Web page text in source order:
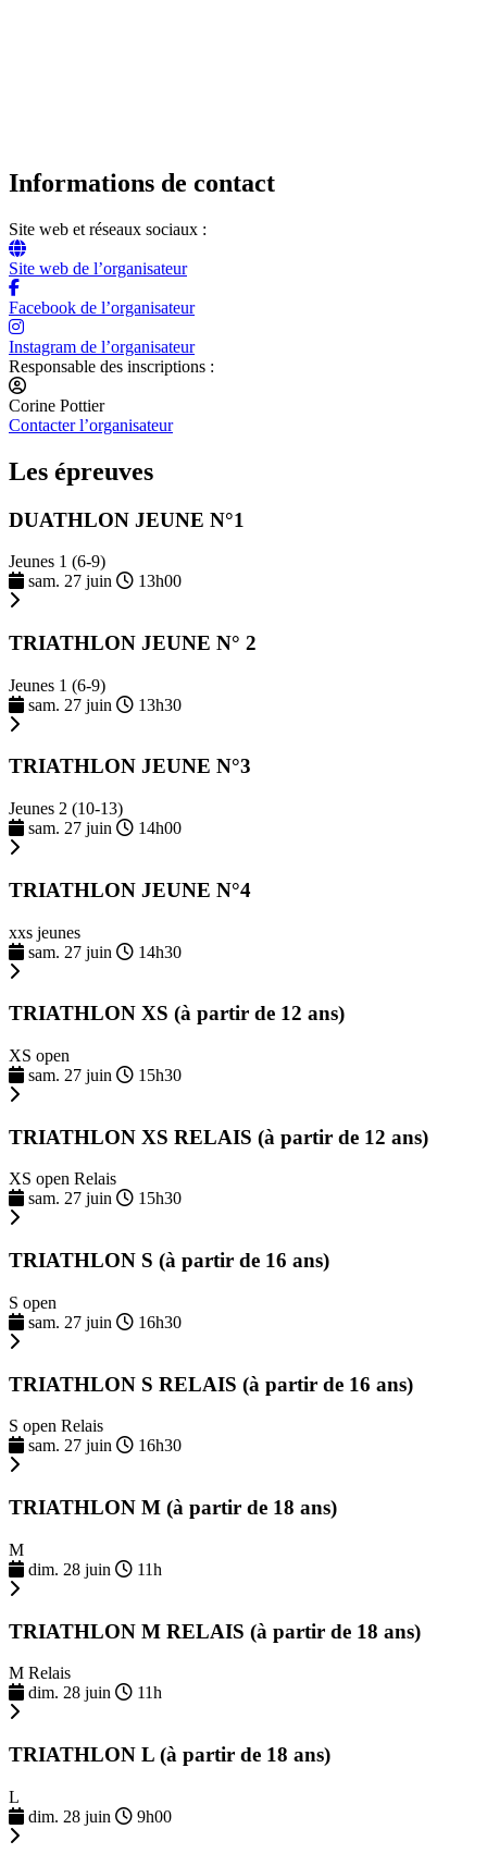
Informations de contact
Site web et réseaux sociaux :
Site web de l’organisateur
Facebook de l’organisateur
Instagram de l’organisateur
Responsable des inscriptions :
Corine Pottier
Contacter l’organisateur
Les épreuves
DUATHLON JEUNE N°1
Jeunes 1 (6-9)
sam. 27 juin
13h00
TRIATHLON JEUNE N° 2
Jeunes 1 (6-9)
sam. 27 juin
13h30
TRIATHLON JEUNE N°3
Jeunes 2 (10-13)
sam. 27 juin
14h00
TRIATHLON JEUNE N°4
xxs jeunes
sam. 27 juin
14h30
TRIATHLON XS (à partir de 12 ans)
XS open
sam. 27 juin
15h30
TRIATHLON XS RELAIS (à partir de 12 ans)
XS open Relais
sam. 27 juin
15h30
TRIATHLON S (à partir de 16 ans)
S open
sam. 27 juin
16h30
TRIATHLON S RELAIS (à partir de 16 ans)
S open Relais
sam. 27 juin
16h30
TRIATHLON M (à partir de 18 ans)
M
dim. 28 juin
11h
TRIATHLON M RELAIS (à partir de 18 ans)
M Relais
dim. 28 juin
11h
TRIATHLON L (à partir de 18 ans)
L
dim. 28 juin
9h00